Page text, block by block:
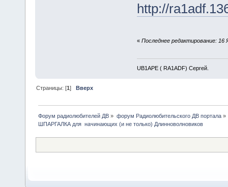
http://
« Последнее редактирование: 16
UB1APE ( RA1ADF) Сергей.
Страницы: [1]Вверх
Форум радиолюбителей ДВ » форум Радиолюбительского ДВ портала»
ШПАРГАЛКА для  начинающих (и не только) Длинноволновиков